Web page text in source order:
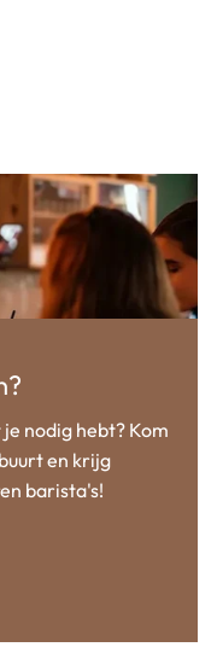
nodig hebt? Kom
en krijg
barista's!